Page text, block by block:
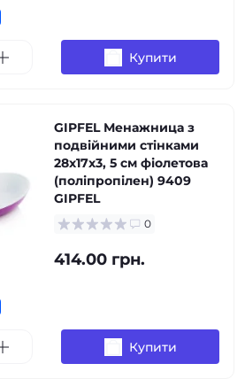
Купити
GIPFEL Менажница з
подвійними стінками
28х17х3, 5 см фіолетова
(поліпропілен) 9409
GIPFEL
0
414.00 грн.
Купити